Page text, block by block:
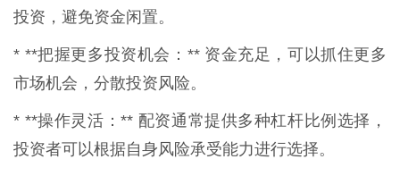
投资，避免资金闲置。
* **把握更多投资机会：** 资金充足，可以抓住更多
市场机会，分散投资风险。
* **操作灵活：** 配资通常提供多种杠杆比例选择，
投资者可以根据自身风险承受能力进行选择。